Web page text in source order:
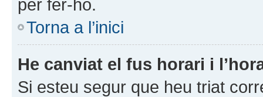
per fer-ho.
Torna a l’inici
He canviat el fus horari i
Si esteu segur que heu triat